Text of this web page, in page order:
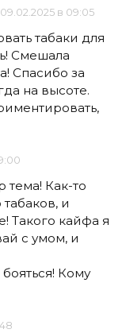
09.02.2025 в 09:05
табаки для
Смешала
Спасибо за
на высоте.
тема! Как-то
и
Такого кайфа я
с умом, и
Кому